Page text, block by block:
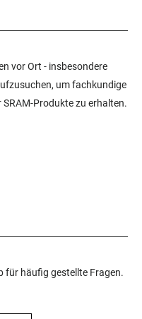
vor Ort - insbesondere
um fachkundige
Produkte zu erhalten.
für häufig gestellte Fragen.